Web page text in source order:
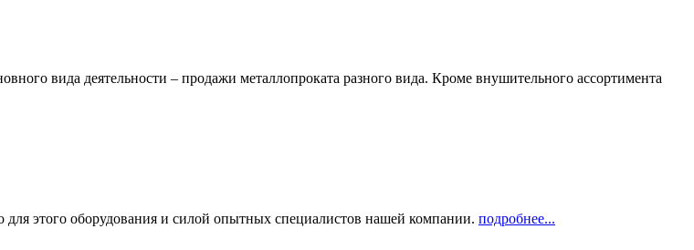
вида деятельности – продажи металлопроката разного вида. Кроме внушительного ассортимента
для этого оборудования и силой опытных специалистов нашей компании. подробнее...